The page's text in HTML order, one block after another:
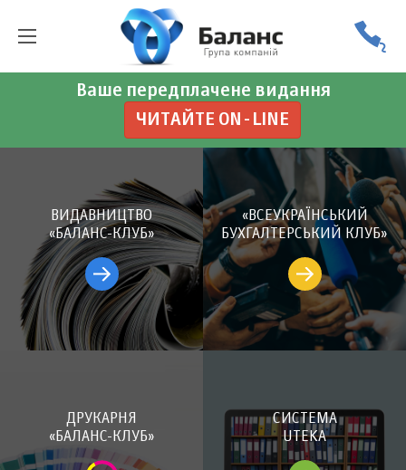
Ваше передплачене видання
ЧИТАЙТЕ ON-LINE
ВИДАВНИЦТВО
«БАЛАНС-КЛУБ»
«ВСЕУКРАЇНСЬКИЙ
БУХГАЛТЕРСЬКИЙ КЛУБ»
ДРУКАРНЯ
«БАЛАНС-КЛУБ»
СИСТЕМА
UTEKA